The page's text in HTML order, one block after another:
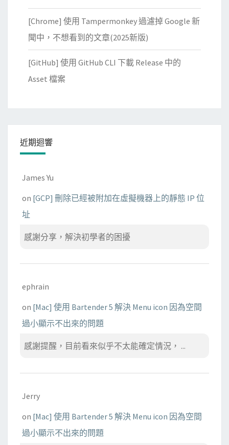
清
單
可
重
覆
！
[Chrome] 使用 Tampermonkey 過濾掉 Google 新
聞中，不想看到的文章(2025新版)
[GitHub] 使用 GitHub CLI 下載 Release 中的
Asset 檔案
近期迴響
James Yu
on [GCP] 刪除已經被附加在虛擬機器上的靜態 IP 位
址
感謝分享，解決初學者的困擾
ephrain
on [Mac] 使用 Bartender 5 解決 Menu icon 因為空間
過小顯示不出來的問題
感謝提醒，目前看來似乎不太能確定情況， ...
Jerry
on [Mac] 使用 Bartender 5 解決 Menu icon 因為空間
過小顯示不出來的問題